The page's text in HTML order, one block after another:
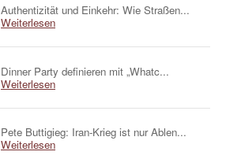
Authentizität und Einkehr: Wie Straßen...
Weiterlesen
Dinner Party definieren mit „Whatc...
Weiterlesen
Pete Buttigieg: Iran-Krieg ist nur Ablen...
Weiterlesen